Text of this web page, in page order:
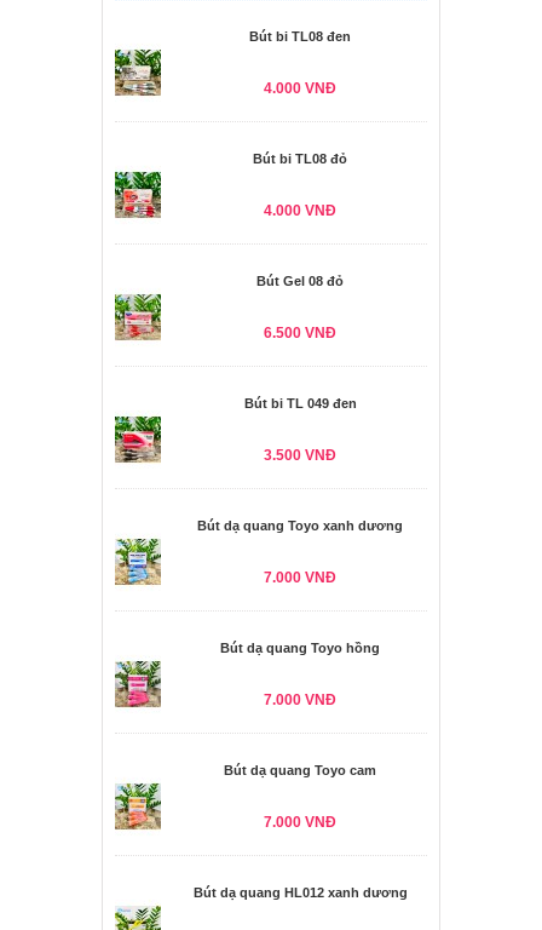
Bút bi TL08 đen
4.000 VNĐ
Bút bi TL08 đỏ
4.000 VNĐ
Bút Gel 08 đỏ
6.500 VNĐ
Bút bi TL 049 đen
3.500 VNĐ
Bút dạ quang Toyo xanh dương
7.000 VNĐ
Bút dạ quang Toyo hồng
7.000 VNĐ
Bút dạ quang Toyo cam
7.000 VNĐ
Bút dạ quang HL012 xanh dương